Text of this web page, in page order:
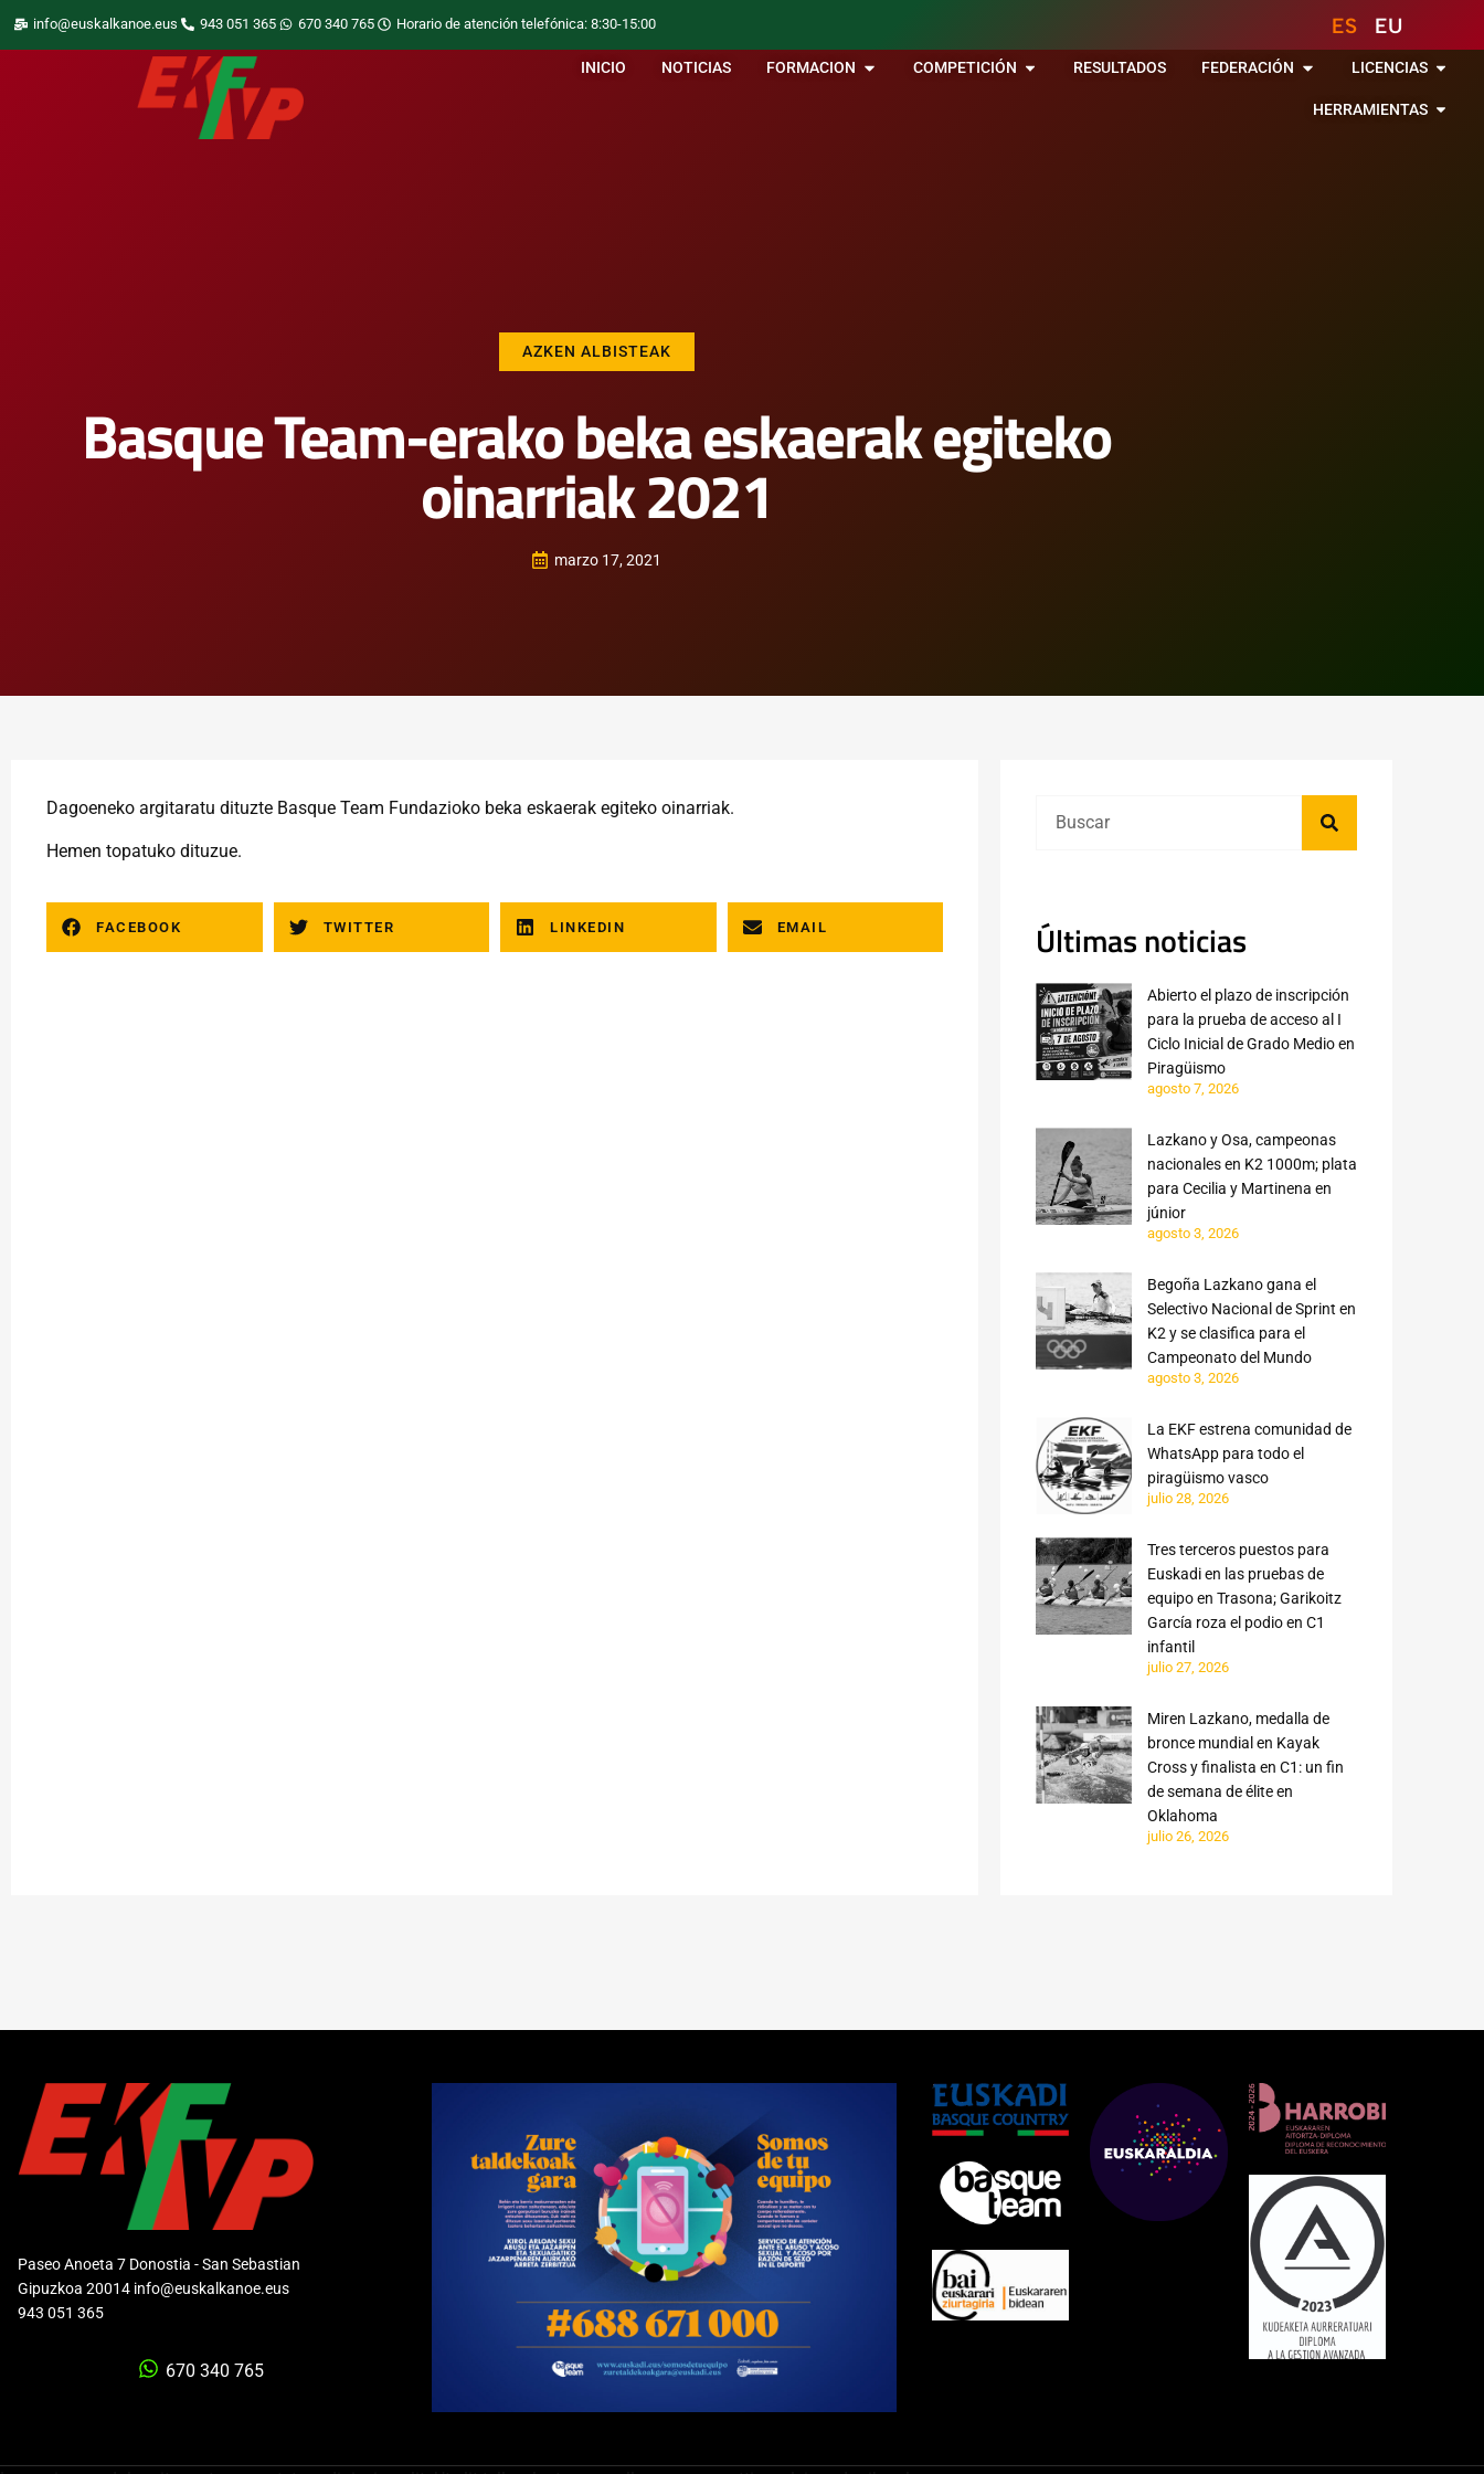
info@euskalkanoe.eus 943 051 365 670 340 765 Horario de atención telefónica: 8:30-15:00 ES EU
INICIO NOTICIAS FORMACION COMPETICIÓN RESULTADOS FEDERACIÓN LICENCIAS
HERRAMIENTAS
AZKEN ALBISTEAK
Basque Team-erako beka eskaerak egiteko
oinarriak 2021
marzo 17, 2021
Dagoeneko argitaratu dituzte Basque Team Fundazioko beka eskaerak egiteko oinarriak.
Hemen topatuko dituzue.
FACEBOOK TWITTER LINKEDIN EMAIL Últimas noticias
Abierto el plazo de inscripción
para la prueba de acceso al I
Ciclo Inicial de Grado Medio en
Piragüismo
agosto 7, 2026
Lazkano y Osa, campeonas
nacionales en K2 1000m; plata
para Cecilia y Martinena en
júnior
agosto 3, 2026
Begoña Lazkano gana el
Selectivo Nacional de Sprint en
K2 y se clasifica para el
Campeonato del Mundo
agosto 3, 2026
La EKF estrena comunidad de
WhatsApp para todo el
piragüismo vasco
julio 28, 2026
Tres terceros puestos para
Euskadi en las pruebas de
equipo en Trasona; Garikoitz
García roza el podio en C1
infantil
julio 27, 2026
Miren Lazkano, medalla de
bronce mundial en Kayak
Cross y finalista en C1: un fin
de semana de élite en
Oklahoma
julio 26, 2026
Paseo Anoeta 7 Donostia - San Sebastian
Gipuzkoa 20014 info@euskalkanoe.eus
943 051 365
670 340 765